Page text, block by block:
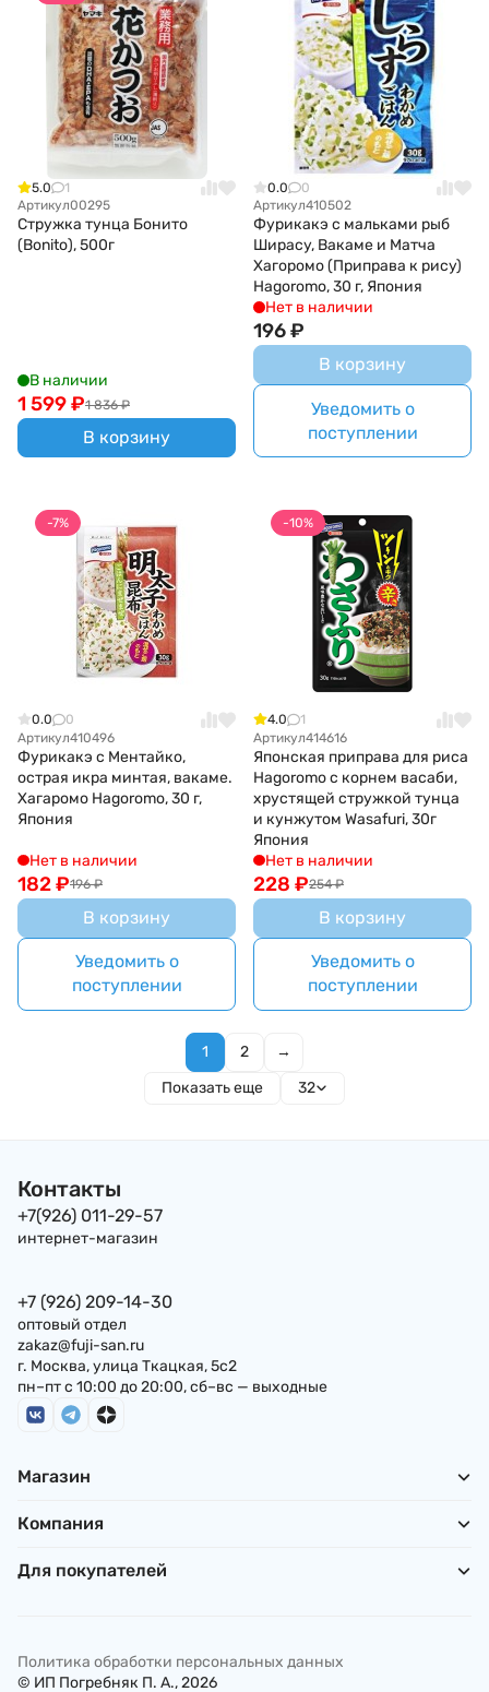
5.0
1
Артикул00295
Стружка тунца Бонито
(Bonito), 500г
В наличии
1 836 ₽
1 599₽
В корзину
0.0
0
Артикул410502
Фурикакэ с мальками рыб
Ширасу, Вакаме и Матча
Хагоромо (Приправа к рису)
Hagoromo, 30 г, Япония
Нет в наличии
196₽
В корзину
Уведомить о
поступлении
-7%
0.0
0
Артикул410496
Фурикакэ с Ментайко,
острая икра минтая, вакаме.
Хагаромо Hagoromo, 30 г,
Япония
Нет в наличии
196 ₽
182₽
В корзину
Уведомить о
поступлении
-10%
4.0
1
Артикул414616
Японская приправа для риса
Hagoromo с корнем васаби,
хрустящей стружкой тунца
и кунжутом Wasafuri, 30г
Япония
Нет в наличии
254 ₽
228 ₽
В корзину
Уведомить о
поступлении
1 2
→
Показать еще
32
Контакты
+7(926) 011-29-57
интернет-магазин
+7 (926) 209-14-30
оптовый отдел
zakaz@fuji-san.ru
г. Москва, улица Ткацкая, 5с2
пн–пт с 10:00 до 20:00, сб–вс — выходные
Магазин
Компания
Для покупателей
© ИП Погребняк П. А., 2026
Политика обработки персональных данных